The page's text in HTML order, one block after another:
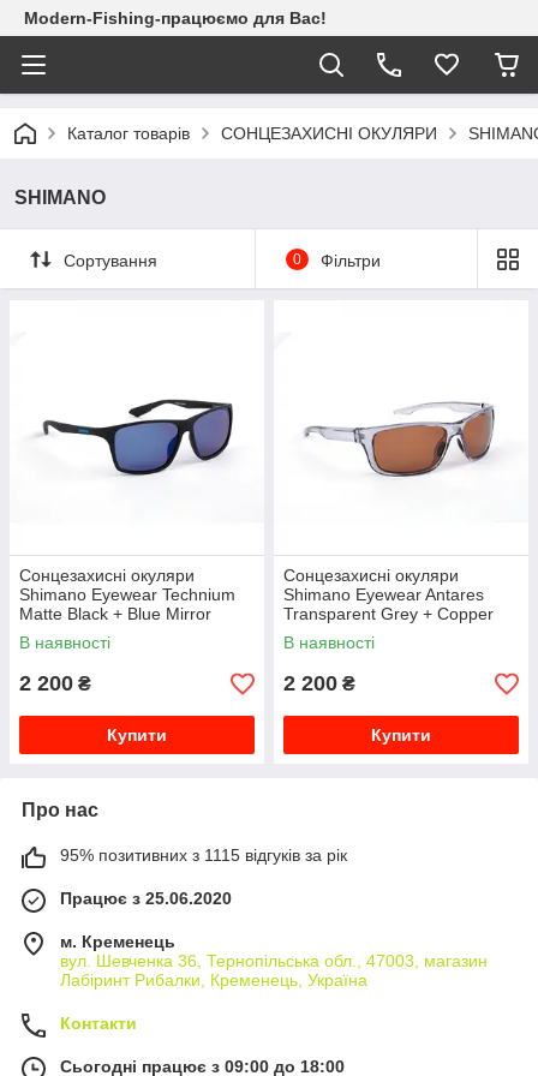
Modern-Fishing-працюємо для Вас!
Каталог товарів СОНЦЕЗАХИСНІ ОКУЛЯРИ
SHIMANO
Сортування 0 Фільтри
Сонцезахисні окуляри
Shimano Eyewear Technium
Matte Black + Blue Mirror
В наявності
2 200 ₴
Купити
Сонцезахисні окуляри
Shimano Eyewear Antares
Transparent Grey + Copper
В наявності
2 200 ₴
Купити
Про нас
95% позитивних з 1115 відгуків за рік
Працює з 25.06.2020
м. Кременець
вул. Шевченка 36, Тернопільська обл., 47003, магазин
Лабіринт Рибалки, Кременець, Україна
Контакти
Сьогодні працює з 09:00 до 18:00